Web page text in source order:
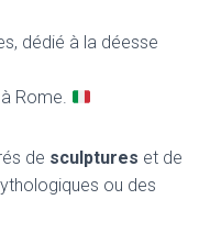
dédié à la déesse
à Rome.
de sculptures et de
ou des